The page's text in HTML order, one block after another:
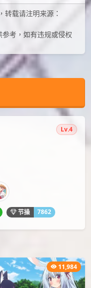
转载请注明来源：
考，如有违规或侵权
Lv.4
节操 7862
11,984